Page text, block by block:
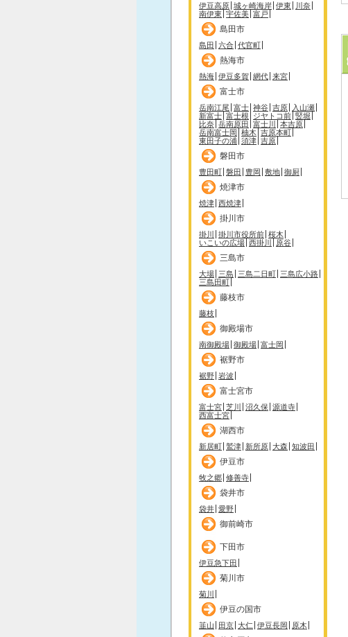
伊豆高原 城ヶ崎海岸 伊東
川奈
南伊東 宇佐美 富戸
島田市
島田 六合 代官町
熱海市
熱海 伊豆多賀 網代 来宮
富士市
岳南江尾 富士 神谷 吉原
入山瀬
新富士 富士根 ジヤトコ前 竪堀
比奈 岳南原田 富士川
本吉原
岳南富士岡 柚木 吉原本町
東田子の浦 須津 吉原
磐田市
豊田町 磐田 豊岡 敷地 御厨
焼津市
焼津 西焼津
掛川市
掛川 掛川市役所前 桜木
いこいの広場 西掛川 原谷
三島市
大場 三島 三島二日町 三島広小路
三島田町
藤枝市
藤枝
御殿場市
南御殿場 御殿場 富士岡
裾野市
裾野 岩波
富士宮市
富士宮 芝川 沼久保 源道寺
西富士宮
湖西市
新居町 鷲津 新所原 大森 知波田
伊豆市
牧之郷 修善寺
袋井市
袋井 愛野
御前崎市
下田市
伊豆急下田
菊川市
菊川
伊豆の国市
韮山 田京 大仁 伊豆長岡 原木